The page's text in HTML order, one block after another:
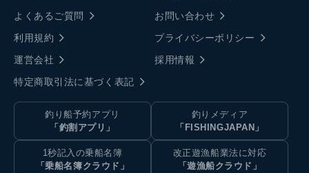
よくあるご質問
お問い合わせ
利用規約
プライバシーポリシー
運営会社
採用情報
特定商取引法に基づく表記
釣り船予約アプリ
「釣割アプリ」
釣りメディア
「FISHINGJAPAN」
1秒記入の乗船名簿
「乗船名簿クラウド」
改正遊漁船業法に対応
「遊漁船クラウド」